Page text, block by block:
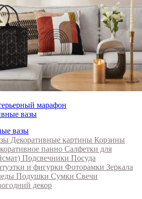
марафон
вазы
Декоративные картины Корзины
панно Салфетки для
Подсвечники Посуда
и фигурки Фоторамки Зеркала
Подушки Сумки Свечи
декор